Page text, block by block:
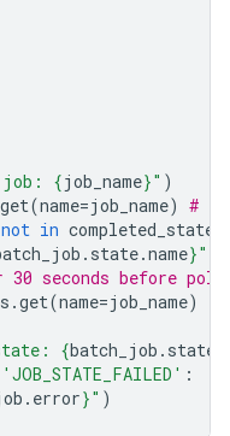
{job_name}" )
get(name=job_name) #
not in completed_states
. state.name}"
seconds before
.get(name=job_name)
{batch_job . state
'JOB_STATE_FAILED' :
. error}" )